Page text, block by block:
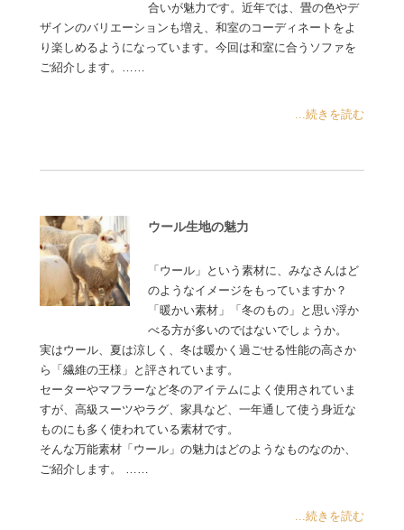
合いが魅力です。近年では、畳の色やデ
ザインのバリエーションも増え、和室のコーディネートをよ
り楽しめるようになっています。今回は和室に合うソファを
ご紹介します。……
...続きを読む
ウール生地の魅力
「ウール」という素材に、みなさんはど
のようなイメージをもっていますか？
「暖かい素材」「冬のもの」と思い浮か
べる方が多いのではないでしょうか。
実はウール、夏は涼しく、冬は暖かく過ごせる性能の高さか
ら「繊維の王様」と評されています。
セーターやマフラーなど冬のアイテムによく使用されていま
すが、高級スーツやラグ、家具など、一年通して使う身近な
ものにも多く使われている素材です。
そんな万能素材「ウール」の魅力はどのようなものなのか、
ご紹介します。 ……
...続きを読む